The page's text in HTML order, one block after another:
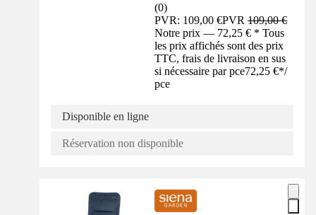
(0)
PVR: 109,00 €PVR109,00 €
Notre prix — 72,25 € * Tous
les prix affichés sont des prix
TTC, frais de livraison en sus
si nécessaire par pce72,25 €*/
pce
Disponible en ligne
Réservation non disponible